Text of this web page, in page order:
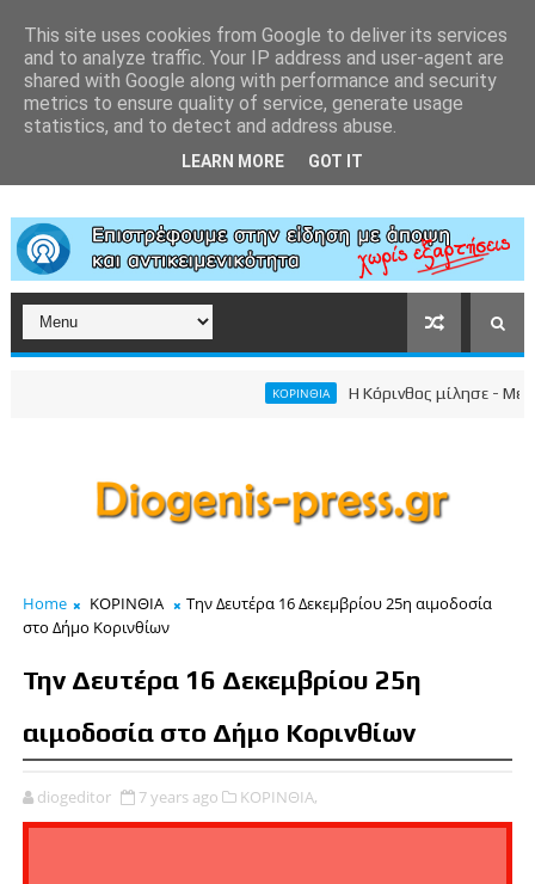
ΚΟΡΙΝΘΙΑ Η Κόρινθος μίλησε -
Home ΚΟΡΙΝΘΙΑ
Την Δευτέρα 16 Δεκεμβρίου 25η αιμοδοσία
στο Δήμο Κορινθίων
Την Δευτέρα 16 Δεκεμβρίου 25η
αιμοδοσία στο Δήμο Κορινθίων
diogeditor 7 years ago ΚΟΡΙΝΘΙΑ,
This site uses cookies from Google to deliver its services
and to analyze traffic. Your IP address and user-agent are
shared with Google along with performance and security
metrics to ensure quality of service, generate usage
statistics, and to detect and address abuse.
LEARN MORE GOT IT